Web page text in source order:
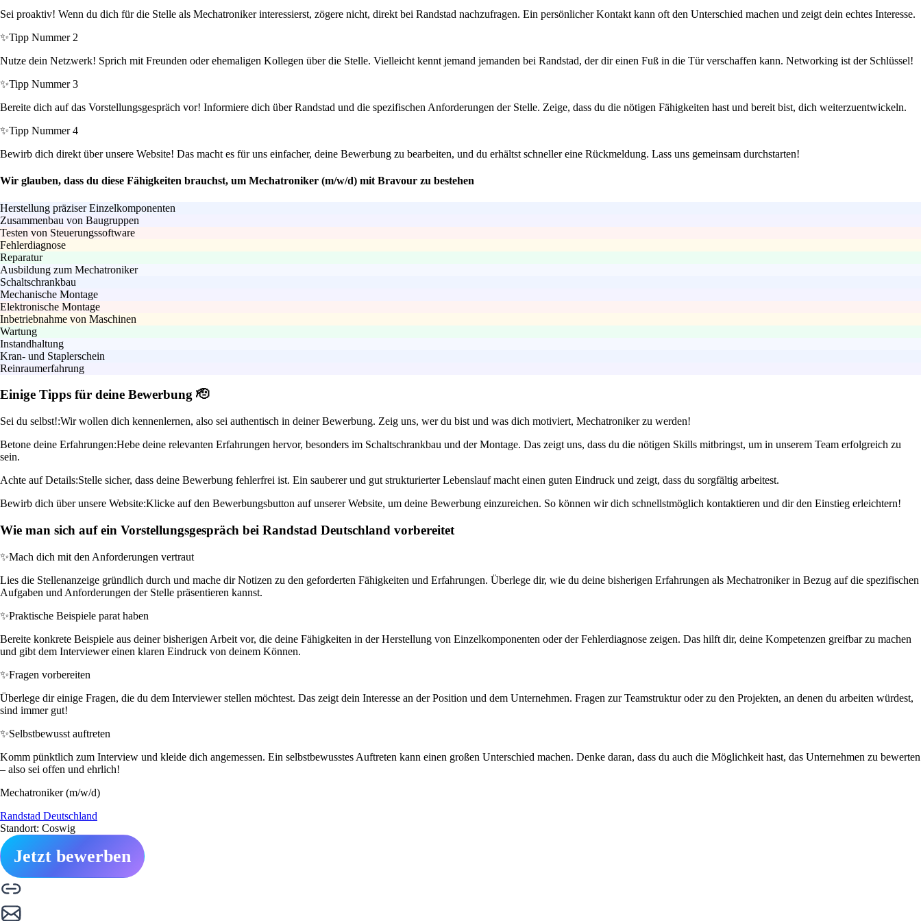
Sei proaktiv! Wenn du dich für die Stelle als Mechatroniker interessierst, zögere nicht, direkt bei Randstad nachzufragen. Ein persönlicher Kontakt kann oft den Unterschied machen und zeigt dein echtes Interesse.
✨Tipp Nummer 2
Nutze dein Netzwerk! Sprich mit Freunden oder ehemaligen Kollegen über die Stelle. Vielleicht kennt jemand jemanden bei Randstad, der dir einen Fuß in die Tür verschaffen kann. Networking ist der Schlüssel!
✨Tipp Nummer 3
Bereite dich auf das Vorstellungsgespräch vor! Informiere dich über Randstad und die spezifischen Anforderungen der Stelle. Zeige, dass du die nötigen Fähigkeiten hast und bereit bist, dich weiterzuentwickeln.
✨Tipp Nummer 4
Bewirb dich direkt über unsere Website! Das macht es für uns einfacher, deine Bewerbung zu bearbeiten, und du erhältst schneller eine Rückmeldung. Lass uns gemeinsam durchstarten!
Wir glauben, dass du diese Fähigkeiten brauchst, um Mechatroniker (m/w/d) mit Bravour zu bestehen
Herstellung präziser Einzelkomponenten
Zusammenbau von Baugruppen
Testen von Steuerungssoftware
Fehlerdiagnose
Reparatur
Ausbildung zum Mechatroniker
Schaltschrankbau
Mechanische Montage
Elektronische Montage
Inbetriebnahme von Maschinen
Wartung
Instandhaltung
Kran- und Staplerschein
Reinraumerfahrung
Einige Tipps für deine Bewerbung 🫡
Sei du selbst!:Wir wollen dich kennenlernen, also sei authentisch in deiner Bewerbung. Zeig uns, wer du bist und was dich motiviert, Mechatroniker zu werden!
Betone deine Erfahrungen:Hebe deine relevanten Erfahrungen hervor, besonders im Schaltschrankbau und der Montage. Das zeigt uns, dass du die nötigen Skills mitbringst, um in unserem Team erfolgreich zu
sein.
Achte auf Details:Stelle sicher, dass deine Bewerbung fehlerfrei ist. Ein sauberer und gut strukturierter Lebenslauf macht einen guten Eindruck und zeigt, dass du sorgfältig arbeitest.
Bewirb dich über unsere Website:Klicke auf den Bewerbungsbutton auf unserer Website, um deine Bewerbung einzureichen. So können wir dich schnellstmöglich kontaktieren und dir den Einstieg erleichtern!
Wie man sich auf ein Vorstellungsgespräch bei Randstad Deutschland vorbereitet
✨Mach dich mit den Anforderungen vertraut
Lies die Stellenanzeige gründlich durch und mache dir Notizen zu den geforderten Fähigkeiten und Erfahrungen. Überlege dir, wie du deine bisherigen Erfahrungen als Mechatroniker in Bezug auf die spezifischen
Aufgaben und Anforderungen der Stelle präsentieren kannst.
✨Praktische Beispiele parat haben
Bereite konkrete Beispiele aus deiner bisherigen Arbeit vor, die deine Fähigkeiten in der Herstellung von Einzelkomponenten oder der Fehlerdiagnose zeigen. Das hilft dir, deine Kompetenzen greifbar zu machen
und gibt dem Interviewer einen klaren Eindruck von deinem Können.
✨Fragen vorbereiten
Überlege dir einige Fragen, die du dem Interviewer stellen möchtest. Das zeigt dein Interesse an der Position und dem Unternehmen. Fragen zur Teamstruktur oder zu den Projekten, an denen du arbeiten würdest,
sind immer gut!
✨Selbstbewusst auftreten
Komm pünktlich zum Interview und kleide dich angemessen. Ein selbstbewusstes Auftreten kann einen großen Unterschied machen. Denke daran, dass du auch die Möglichkeit hast, das Unternehmen zu bewerten
– also sei offen und ehrlich!
Mechatroniker (m/w/d)
Randstad Deutschland
Standort: Coswig
Jetzt bewerben